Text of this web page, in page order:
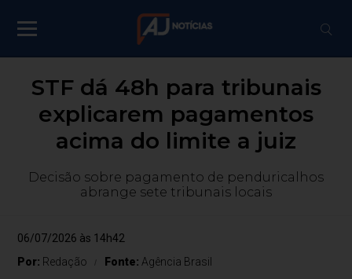
STF dá 48h para tribunais
explicarem pagamentos
acima do limite a juiz
Decisão sobre pagamento de penduricalhos
abrange sete tribunais locais
06/07/2026 às 14h42
Por: Redação Fonte: Agência Brasil